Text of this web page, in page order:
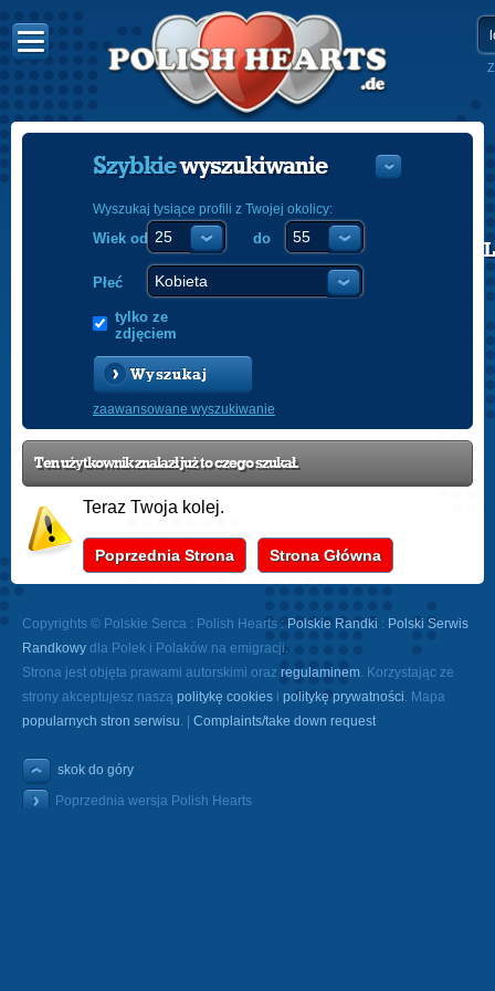
POLISH
Szybkiewyszukiwanie
Wyszukaj tysiące profili z Twojej okolicy:
Wiek od do
Płeć
tylko ze
zdjęciem
Wyszukaj
zaawansowane wyszukiwanie
Ten użytkownik znalazł już to czego szukał.
Teraz Twoja kolej.
Poprzednia Strona Strona Główna
Copyrights © Polskie Serca : Polish Hearts : Polskie Randki : Polski Serwis
Randkowy dla Polek i Polaków na emigracji.
Strona jest objęta prawami autorskimi oraz regulaminem. Korzystając ze
strony akceptujesz naszą politykę cookies i politykę prywatności. Mapa
popularnych stron serwisu. | Complaints/take down request
skok do góry
Poprzednia wersja Polish Hearts